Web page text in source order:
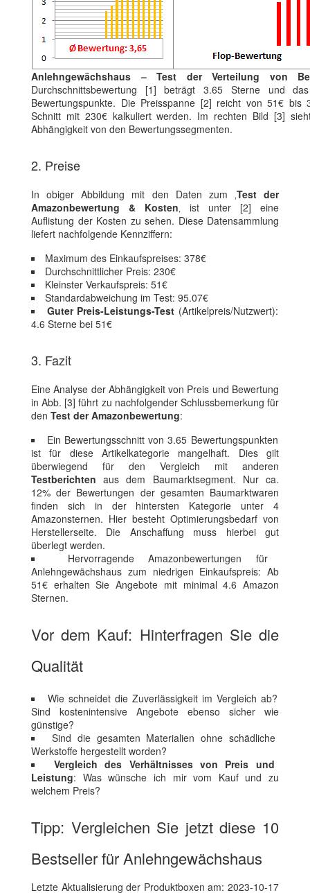
Anlehngewächshaus – Test der Verteilung von
Durchschnittsbewertung [1] beträgt 3.65 Sterne und
Bewertungspunkte. Die Preisspanne [2] reicht von 51€ bis
Schnitt mit 230€ kalkuliert werden. Im rechten Bild [3]
Abhängigkeit von den Bewertungssegmenten.
2. Preise
In obiger Abbildung mit den Daten zum ‚Test der
Amazonbewertung & Kosten‚ ist unter [2] eine
Auflistung der Kosten zu sehen. Diese Datensammlung
liefert nachfolgende Kennziffern:
Maximum des Einkaufspreises: 378€
Durchschnittlicher Preis: 230€
Kleinster Verkaufspreis: 51€
Standardabweichung im Test: 95.07€
Guter Preis-Leistungs-Test (Artikelpreis/Nutzwert):
4.6 Sterne bei 51€
3. Fazit
Eine Analyse der Abhängigkeit von Preis und Bewertung
in Abb. [3] führt zu nachfolgender Schlussbemerkung für
den Test der Amazonbewertung:
Ein Bewertungsschnitt von 3.65 Bewertungspunkten
ist für diese Artikelkategorie mangelhaft. Dies gilt
überwiegend für den Vergleich mit anderen
Testberichten aus dem Baumarktsegment. Nur ca.
12% der Bewertungen der gesamten Baumarktwaren
finden sich in der hintersten Kategorie unter 4
Amazonsternen. Hier besteht Optimierungsbedarf von
Herstellerseite. Die Anschaffung muss hierbei gut
überlegt werden.
Hervorragende Amazonbewertungen für
Anlehngewächshaus zum niedrigen Einkaufspreis: Ab
51€ erhalten Sie Angebote mit minimal 4.6 Amazon
Sternen.
Vor dem Kauf: Hinterfragen Sie die
Qualität
Wie schneidet die Zuverlässigkeit im Vergleich ab?
Sind kostenintensive Angebote ebenso sicher wie
günstige?
Sind die gesamten Materialien ohne schädliche
Werkstoffe hergestellt worden?
Vergleich des Verhältnisses von Preis und
Leistung: Was wünsche ich mir vom Kauf und zu
welchem Preis?
Tipp: Vergleichen Sie jetzt diese 10
Bestseller für Anlehngewächshaus
Letzte Aktualisierung der Produktboxen am: 2023-10-17